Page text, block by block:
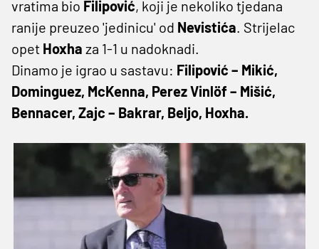
vratima bio Filipović, koji je nekoliko tjedana
ranije preuzeo 'jedinicu' od Nevistića. Strijelac
opet Hoxha za 1-1 u nadoknadi.
Dinamo je igrao u sastavu: Filipović – Mikić,
Dominguez, McKenna, Perez Vinlöf – Mišić,
Bennacer, Zajc – Bakrar, Beljo, Hoxha.